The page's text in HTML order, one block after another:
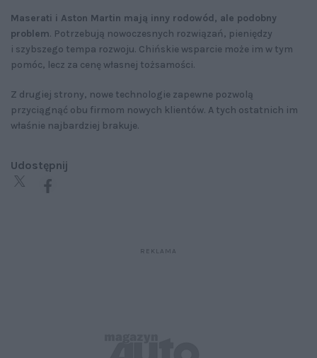
Maserati i Aston Martin mają inny rodowód, ale podobny
problem. Potrzebują nowoczesnych rozwiązań, pieniędzy
i szybszego tempa rozwoju. Chińskie wsparcie może im w tym
pomóc, lecz za cenę własnej tożsamości.
Z drugiej strony, nowe technologie zapewne pozwolą
przyciągnąć obu firmom nowych klientów. A tych ostatnich im
właśnie najbardziej brakuje.
Udostępnij